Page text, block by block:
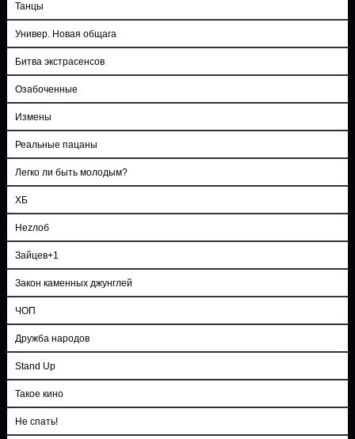
Танцы
Универ. Новая общага
Битва экстрасенсов
Озабоченные
Измены
Реальные пацаны
Легко ли быть молодым?
ХБ
Неzлоб
Зайцев+1
Закон каменных джунглей
ЧОП
Дружба народов
Stand Up
Такое кино
Не спать!